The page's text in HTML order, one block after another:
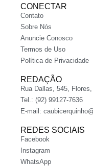
CONECTAR
Contato
Sobre Nós
Anuncie Conosco
Termos de Uso
Política de Privacidade
REDAÇÃO
Rua Dallas, 545,
Tel.: (92) 99127-7636
E-mail:
REDES SOCIAIS
Facebook
Instagram
WhatsApp